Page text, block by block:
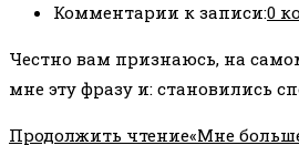
Комментарии к записи:0
Честно вам признаюсь, на
мне эту фразу и: становились
Продолжить чтение«Мне